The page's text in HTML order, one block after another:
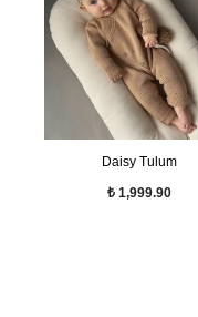
Daisy Tulum
₺ 1,999.90